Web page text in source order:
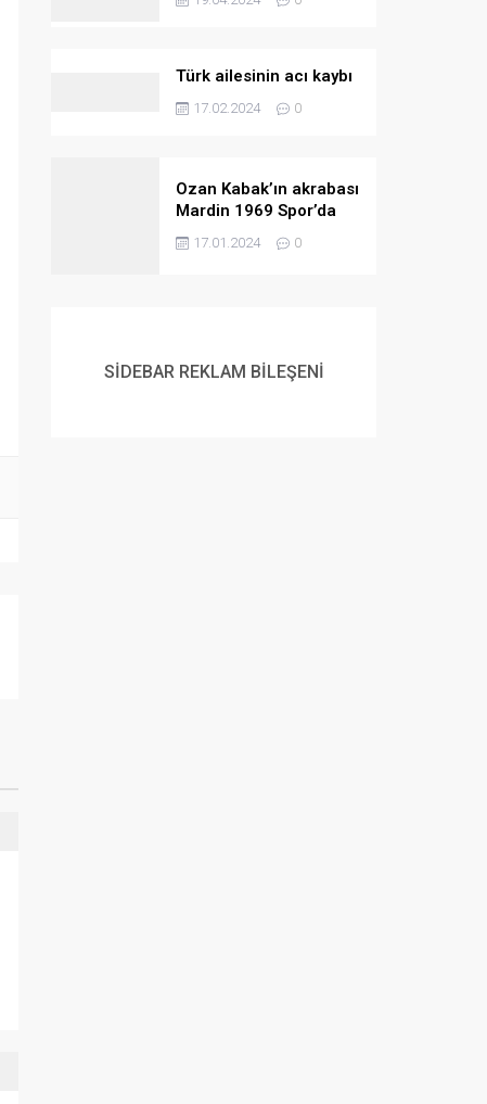
Türk ailesinin acı kaybı
17.02.2024 0
Ozan Kabak’ın akrabası
Mardin 1969 Spor’da
ortaya çıktı
17.01.2024 0
SİDEBAR REKLAM BİLEŞENİ